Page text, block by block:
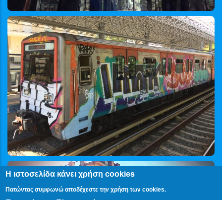
Η ιστοσελίδα κάνει χρήση cookies
Πατώντας συμφωνώ αποδέχεστε την χρήση των cookies.